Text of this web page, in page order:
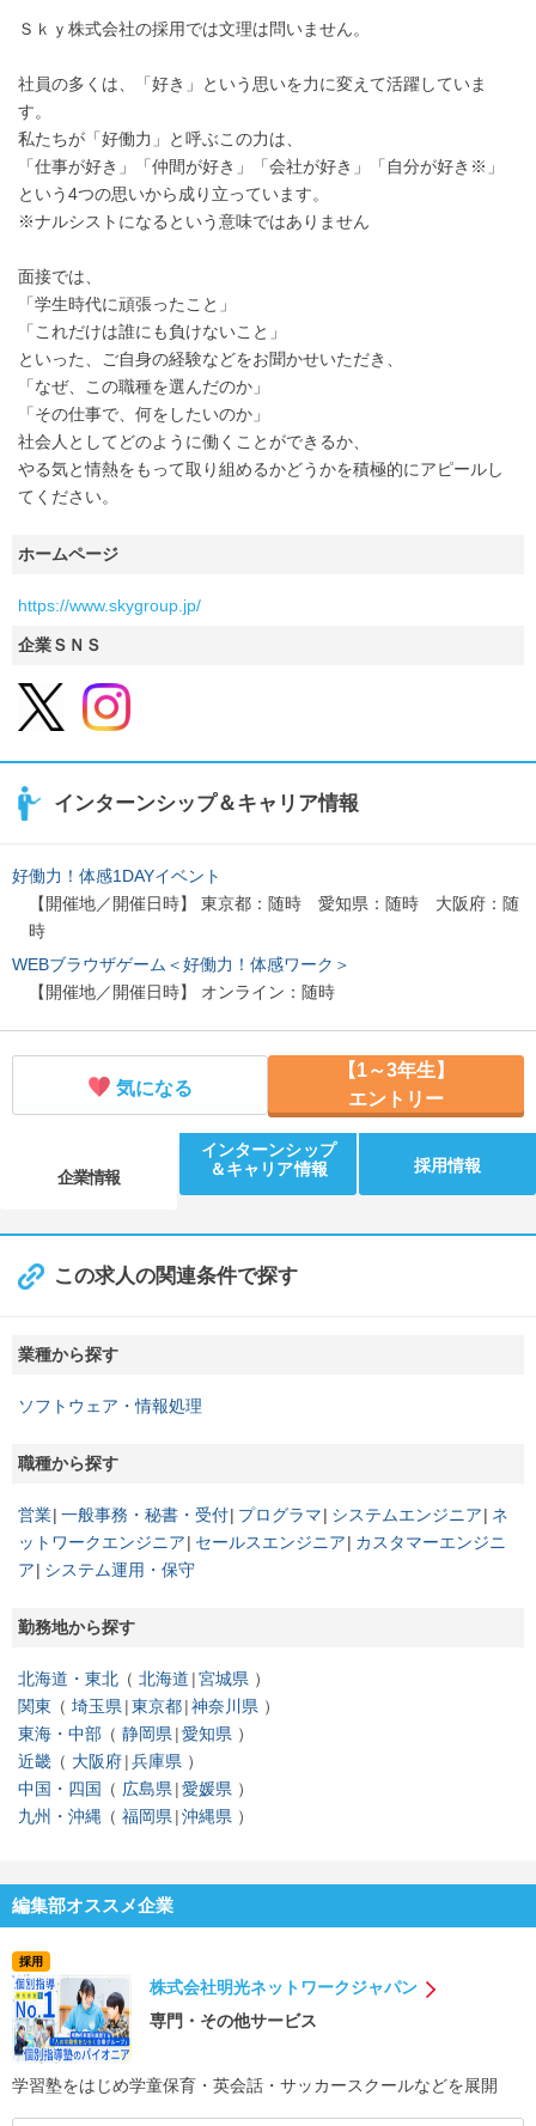
Ｓｋｙ株式会社の採用では文理は問いません。
社員の多くは、「好き」という思いを力に変えて活躍していま
す。
私たちが「好働力」と呼ぶこの力は、
「仕事が好き」「仲間が好き」「会社が好き」「自分が好き※」
という4つの思いから成り立っています。
※ナルシストになるという意味ではありません
面接では、
「学生時代に頑張ったこと」
「これだけは誰にも負けないこと」
といった、ご自身の経験などをお聞かせいただき、
「なぜ、この職種を選んだのか」
「その仕事で、何をしたいのか」
社会人としてどのように働くことができるか、
やる気と情熱をもって取り組めるかどうかを積極的にアピールし
てください。
ホームページ
https://www.skygroup.jp/
企業ＳＮＳ
インターンシップ＆キャリア情報
好働力！体感1DAYイベント
【開催地／開催日時】 東京都：随時 愛知県：随時 大阪府：随
時
WEBブラウザゲーム＜好働力！体感ワーク＞
【開催地／開催日時】 オンライン：随時
気になる
【1～3年生】
エントリー
企業情報
インターンシップ
＆キャリア情報
採用情報
この求人の関連条件で探す
業種から探す
ソフトウェア・情報処理
職種から探す
営業 一般事務・秘書・受付 プログラマ システムエンジニア
ネ
ットワークエンジニア
セールスエンジニア
カスタマーエンジニ
ア
システム運用・保守
勤務地から探す
北海道・東北 北海道 宮城県
関東
埼玉県 東京都 神奈川県
東海・中部
静岡県 愛知県
近畿
大阪府 兵庫県
中国・四国
広島県 愛媛県
九州・沖縄
福岡県 沖縄県
編集部オススメ企業
採用
株式会社明光ネットワークジャパン
専門・その他サービス
学習塾をはじめ学童保育・英会話・サッカースクールなどを展開